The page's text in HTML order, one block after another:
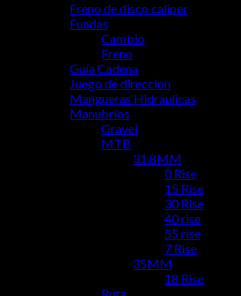
Freno de disco caliper
Fundas
Cambio
Freno
Guía Cadena
Juego de direccion
Mangueras Hidráulicas
Manubrios
Gravel
MTB
31.8MM
0 Rise
15 Rise
30 Rise
40 rise
55 rise
7 Rise
35MM
18 Rise